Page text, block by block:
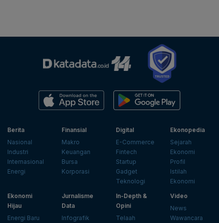
Berita
Nasional
Industri
Internasional
Energi
Finansial
Makro
Keuangan
Bursa
Korporasi
Digital
E-Commerce
Fintech
Startup
Gadget
Teknologi
Ekonopedia
Sejarah
Ekonomi
Profil
Istilah
Ekonomi
Ekonomi
Hijau
Energi Baru
Jurnalisme
Data
Infografik
In-Depth &
Opini
Telaah
Video
News
Wawancara